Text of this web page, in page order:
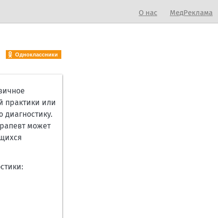
О нас МедРеклама
Одноклассники
практики или
может